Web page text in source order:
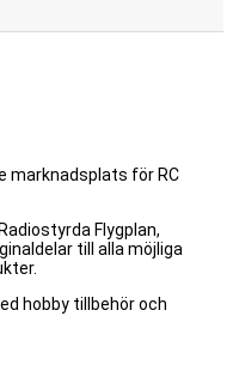
marknadsplats för RC
Flygplan,
till alla möjliga
hobby tillbehör och